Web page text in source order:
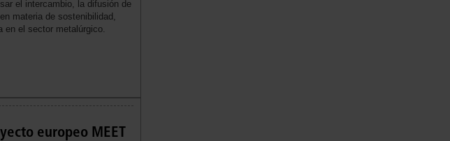
el intercambio, la difusión de
materia de sostenibilidad,
el sector metalúrgico.
europeo MEET